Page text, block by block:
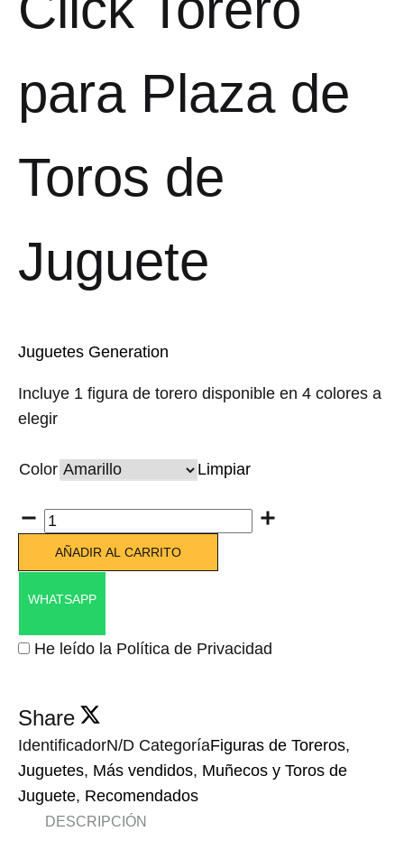
para Plaza de
Toros de
Juguete
Juguetes Generation
Incluye 1 figura de torero disponible en 4 colores a
elegir
Color Limpiar
Cantidad
AÑADIR AL CARRITO
WHATSAPP
He leído la Política de Privacidad
Share
IdentificadorN/D CategoríaFiguras de Toreros,
Juguetes, Más vendidos, Muñecos y Toros de
Juguete, Recomendados
DESCRIPCIÓN